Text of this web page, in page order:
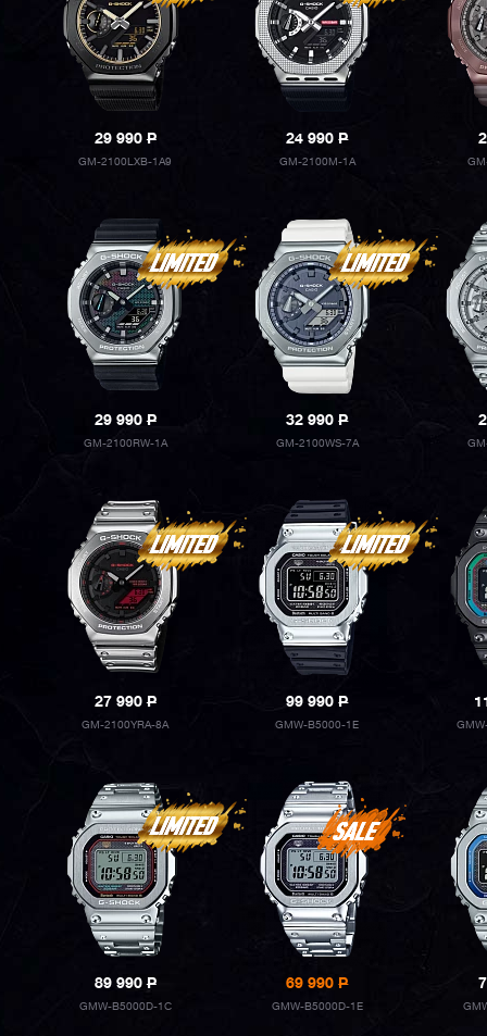
29 990P
GM-2100LXB-1A9
24 990P
GM-2100M-1A
29 990P
GM-2100RW-1A
32 990P
GM-2100WS-7A
27 990P
GM-2100YRA-8A
99 990P
GMW-B5000-1E
89 990P
GMW-B5000D-1C
69 990P
GMW-B5000D-1E